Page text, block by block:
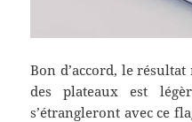
Bon d’accord, le
des plateaux est
s’étrangleront avec ce